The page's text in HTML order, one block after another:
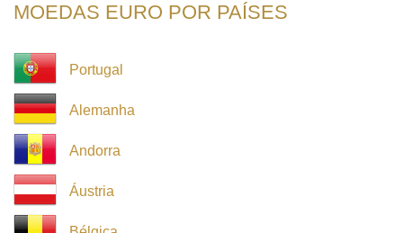
MOEDAS EURO POR PAÍSES
Portugal
Alemanha
Andorra
Áustria